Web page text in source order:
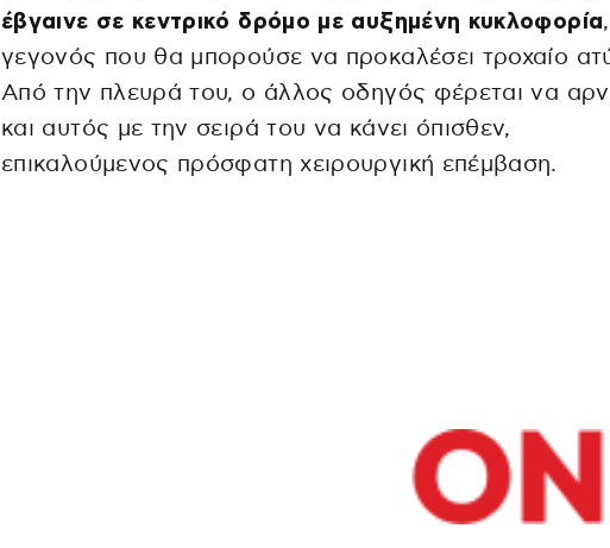
έβγαινε σε κεντρικό δρόμο με αυξημένη κυκλοφορία,
γεγονός που θα μπορούσε να προκαλέσει τροχαίο
Από την πλευρά του, ο άλλος οδηγός φέρεται να
και αυτός με την σειρά του να κάνει όπισθεν,
επικαλούμενος πρόσφατη χειρουργική επέμβαση.